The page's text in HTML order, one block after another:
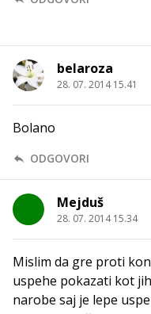
belaroza
28. 07. 2014 15.41
Bolano
ODGOVORI
Mejduš
28. 07. 2014 15.34
Mislim da gre proti
uspehe pokazati kot
narobe saj je lepe